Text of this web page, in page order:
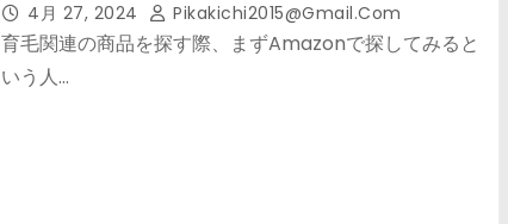
4月 27, 2024 Pikakichi2015@gmail.com
育毛関連の商品を探す際、まずAmazonで探してみると
いう人…